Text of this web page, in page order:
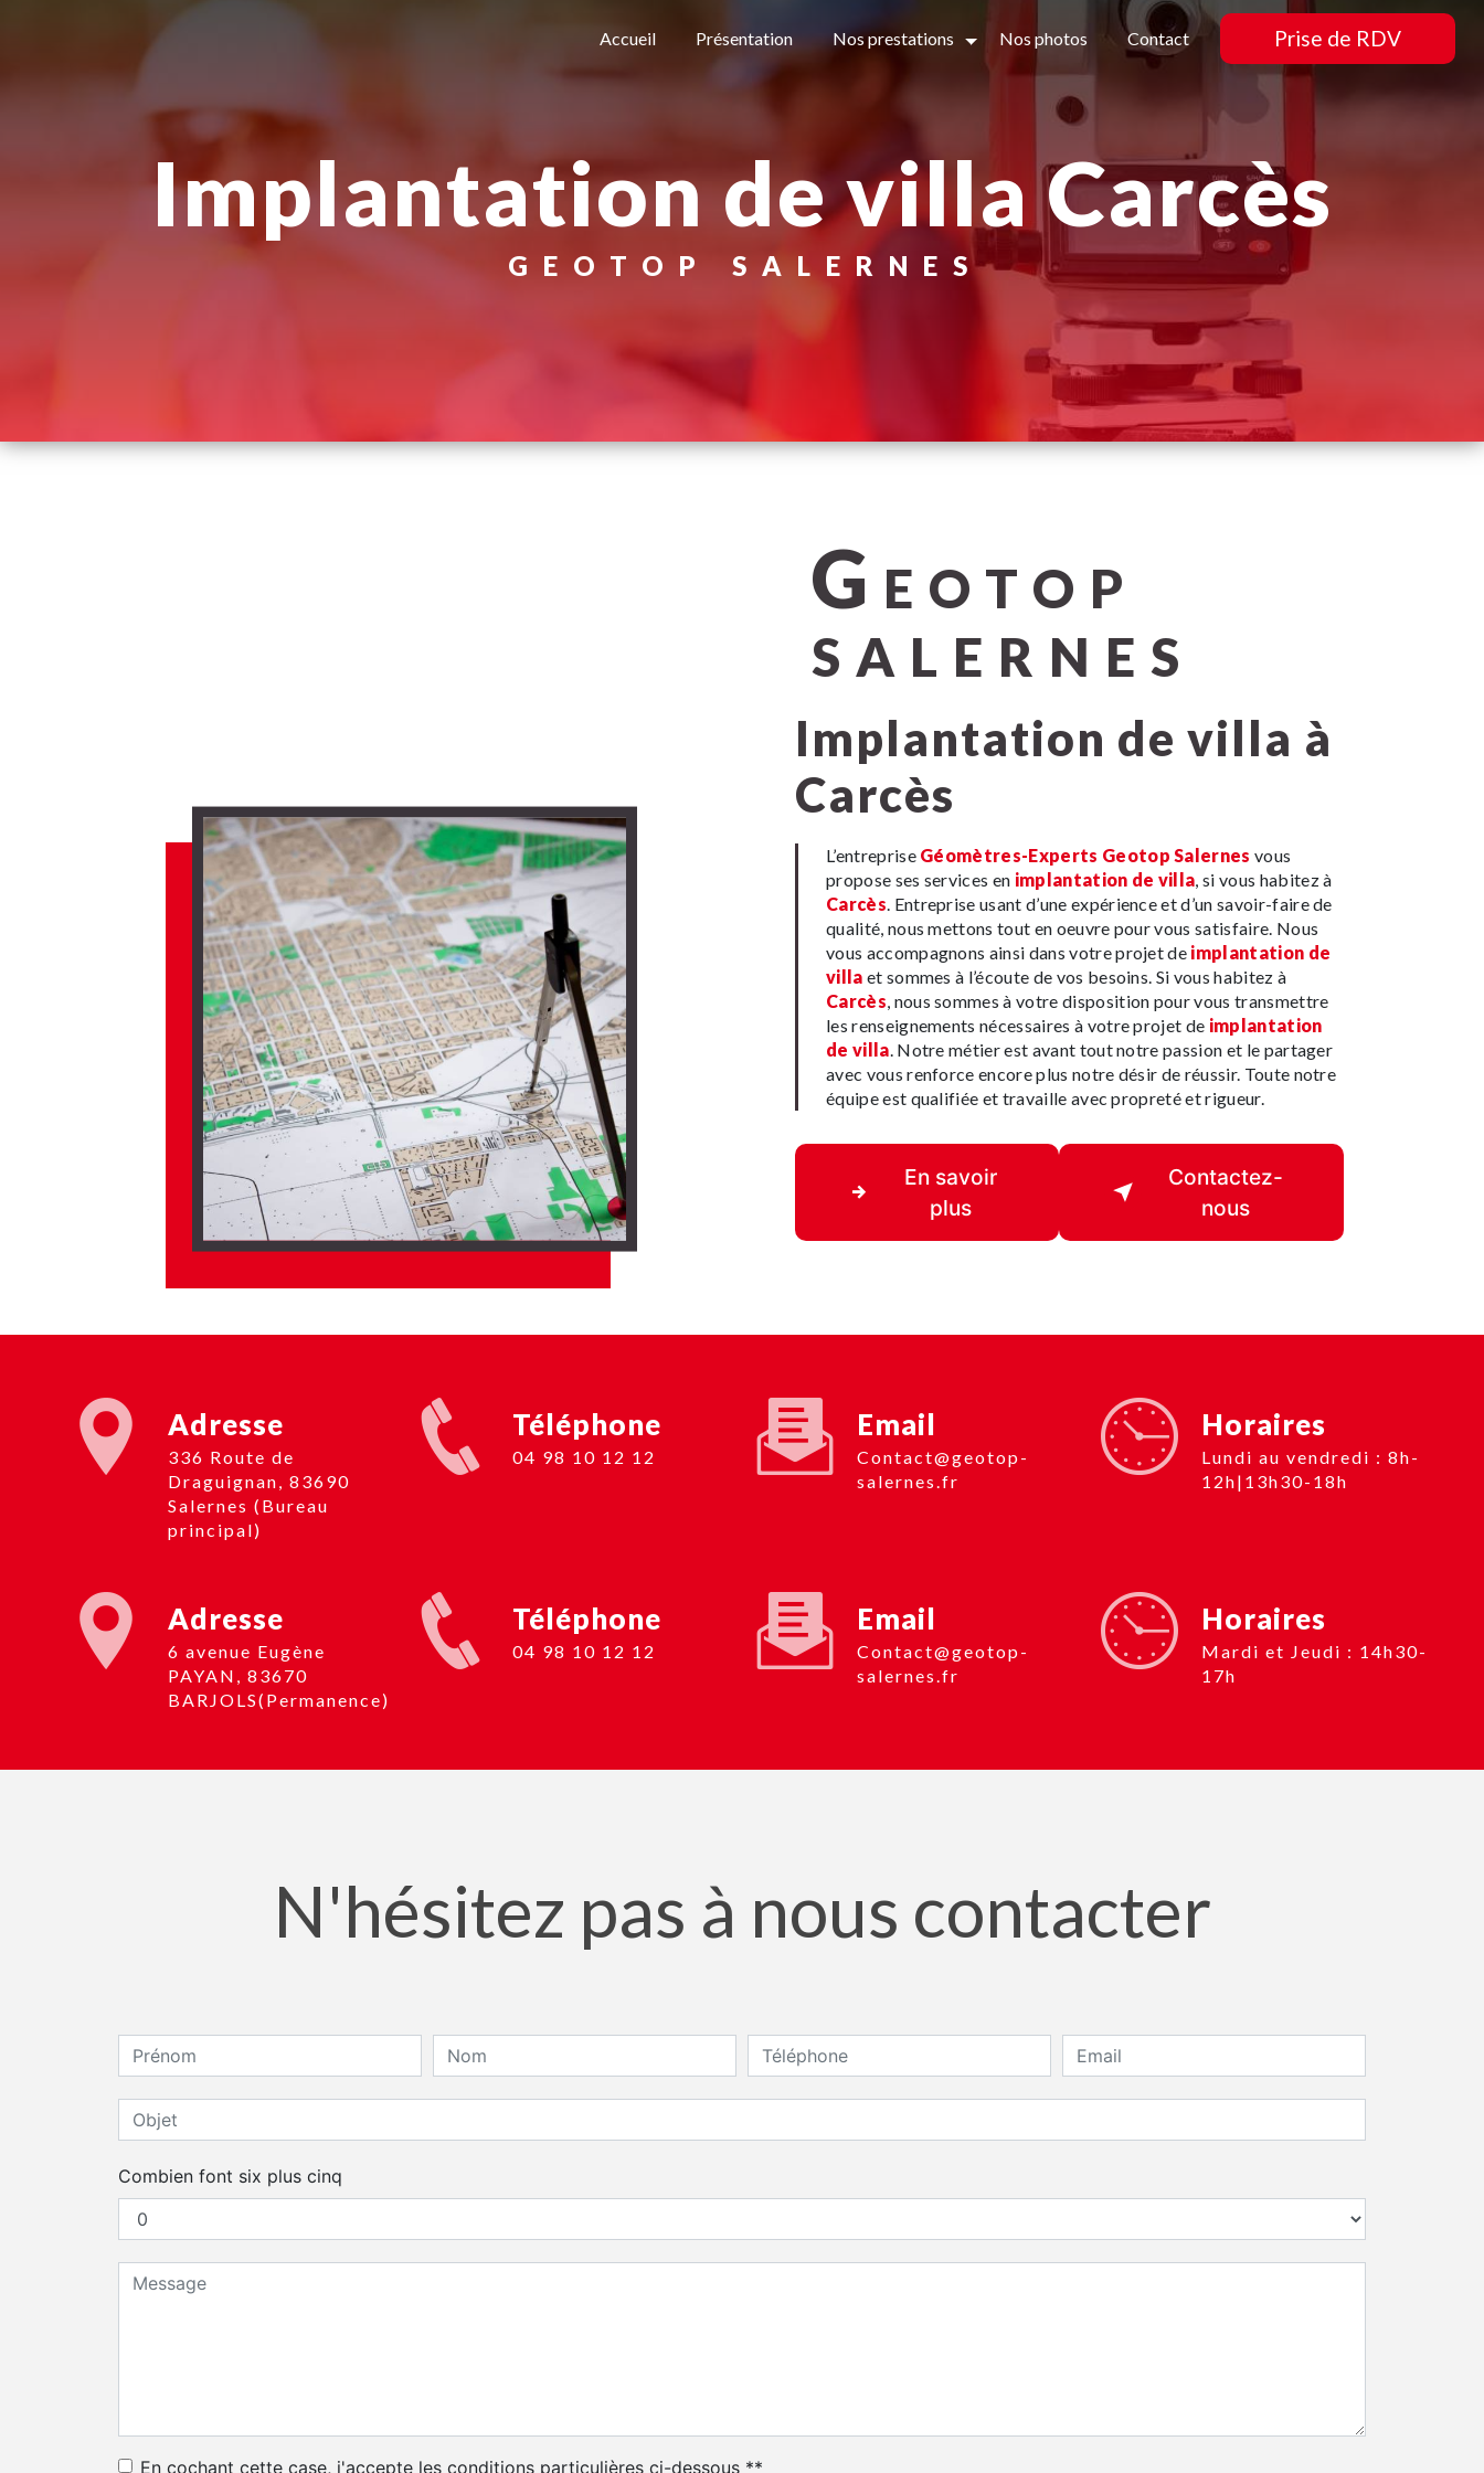
Accueil Présentation Nos prestations Nos photos Contact Prise de RDV
implantation de villa Carcès
GEOTOP SALERNES
G EOTOP
SALERNES
implantation de villa à
Carcès
L’entreprise Géomètres-Experts Geotop Salernes vous
propose ses services en implantation de villa , si vous habitez à
Carcès . Entreprise usant d’une expérience et d’un savoir-faire de
qualité, nous mettons tout en oeuvre pour vous satisfaire. Nous
vous accompagnons ainsi dans votre projet de implantation de
villa et sommes à l’écoute de vos besoins. Si vous habitez à
Carcès , nous sommes à votre disposition pour vous transmettre
les renseignements nécessaires à votre projet de implantation
de villa . Notre métier est avant tout notre passion et le partager
avec vous renforce encore plus notre désir de réussir. Toute notre
équipe est qualifiée et travaille avec propreté et rigueur.
En savoir
plus
Contactez-
nous
Adresse
336 Route de
Draguignan, 83690
Salernes (Bureau
principal)
Téléphone
04 98 10 12 12
Email
contact@geotop-
salernes.fr
Horaires
Lundi au vendredi : 8h-
12h|13h30-18h
Adresse
6 avenue Eugène
PAYAN, 83670
BARJOLS(Permanence)
Téléphone
04 98 10 12 12
Email
contact@geotop-
salernes.fr
Horaires
Mardi et Jeudi : 14h30-
17h
N'hésitez pas à nous contacter
Combien font six plus cinq
En cochant cette case, j'accepte les conditions particulières ci-dessous **
Panneau de gestion des cookies